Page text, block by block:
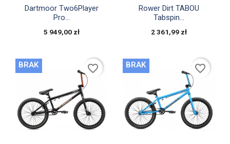
Szybki podgląd
Dartmoor Two6Player
Pro...
5 949,00 zł
Szybki podgląd
Rower Dirt TABOU
Tabspin...
2 361,99 zł
BRAK favorite_border BRAK favorite_border